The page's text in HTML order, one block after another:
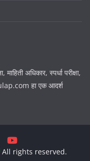
अधिकार, स्पर्धा परीक्षा,
हा एक आदर्श
All rights reserved.